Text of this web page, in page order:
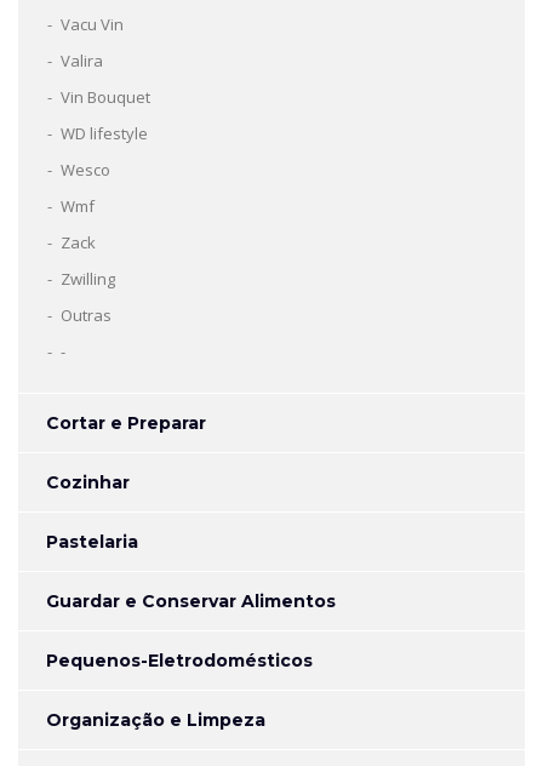
Vacu Vin
Valira
Vin Bouquet
WD lifestyle
Wesco
Wmf
Zack
Zwilling
Outras
-
Cortar e Preparar
Cozinhar
Pastelaria
Guardar e Conservar Alimentos
Pequenos-Eletrodomésticos
Organização e Limpeza